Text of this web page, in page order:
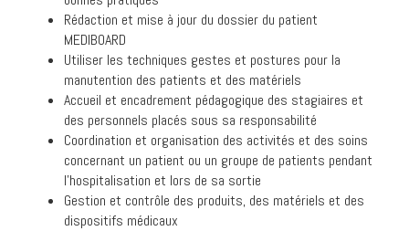
Rédaction et mise à jour du dossier du patient
MEDIBOARD
Utiliser les techniques gestes et postures pour la
manutention des patients et des matériels
Accueil et encadrement pédagogique des stagiaires et
des personnels placés sous sa responsabilité
Coordination et organisation des activités et des soins
concernant un patient ou un groupe de patients pendant
l’hospitalisation et lors de sa sortie
Gestion et contrôle des produits, des matériels et des
dispositifs médicaux